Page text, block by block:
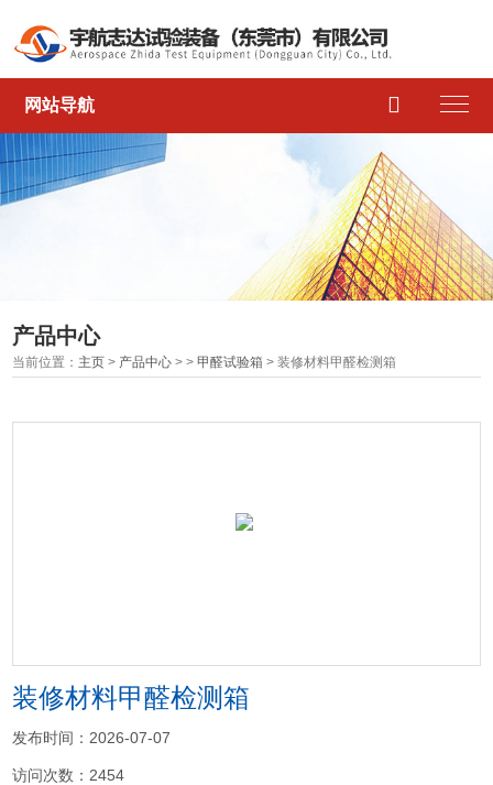
网站导航 
产品中心
当前位置： 主页 > 产品中心 > >甲醛试验箱 > 装修材料甲醛检测箱
装修材料甲醛检测箱
发布时间：2026-07-07
访问次数：2454